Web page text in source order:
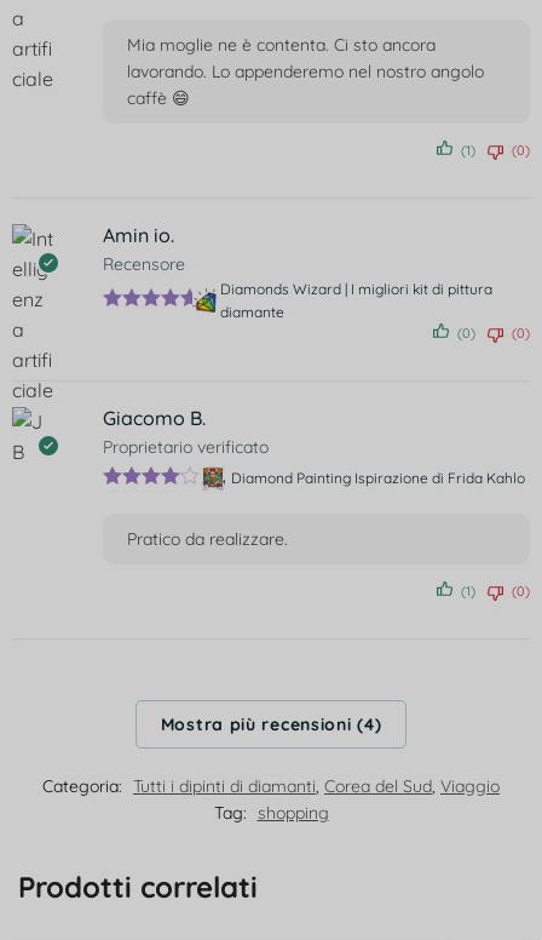
Mia moglie ne è contenta. Ci sto ancora
lavorando. Lo appenderemo nel nostro angolo
caffè 😄
(1) (0)
Amin io.
Recensore
Diamonds Wizard | I migliori kit di pittura
diamante
(0) (0)
Giacomo B.
Proprietario verificato
Diamond Painting Ispirazione di Frida Kahlo
Pratico da realizzare.
(1) (0)
Mostra più recensioni (4)
Categoria: Tutti i dipinti di diamanti, Corea del Sud, Viaggio
Tag: shopping
Prodotti correlati